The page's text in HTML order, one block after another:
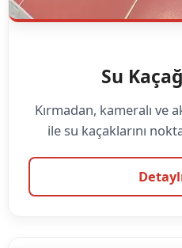
Su
Kırmadan, kameralı ve
ile su kaçaklarını